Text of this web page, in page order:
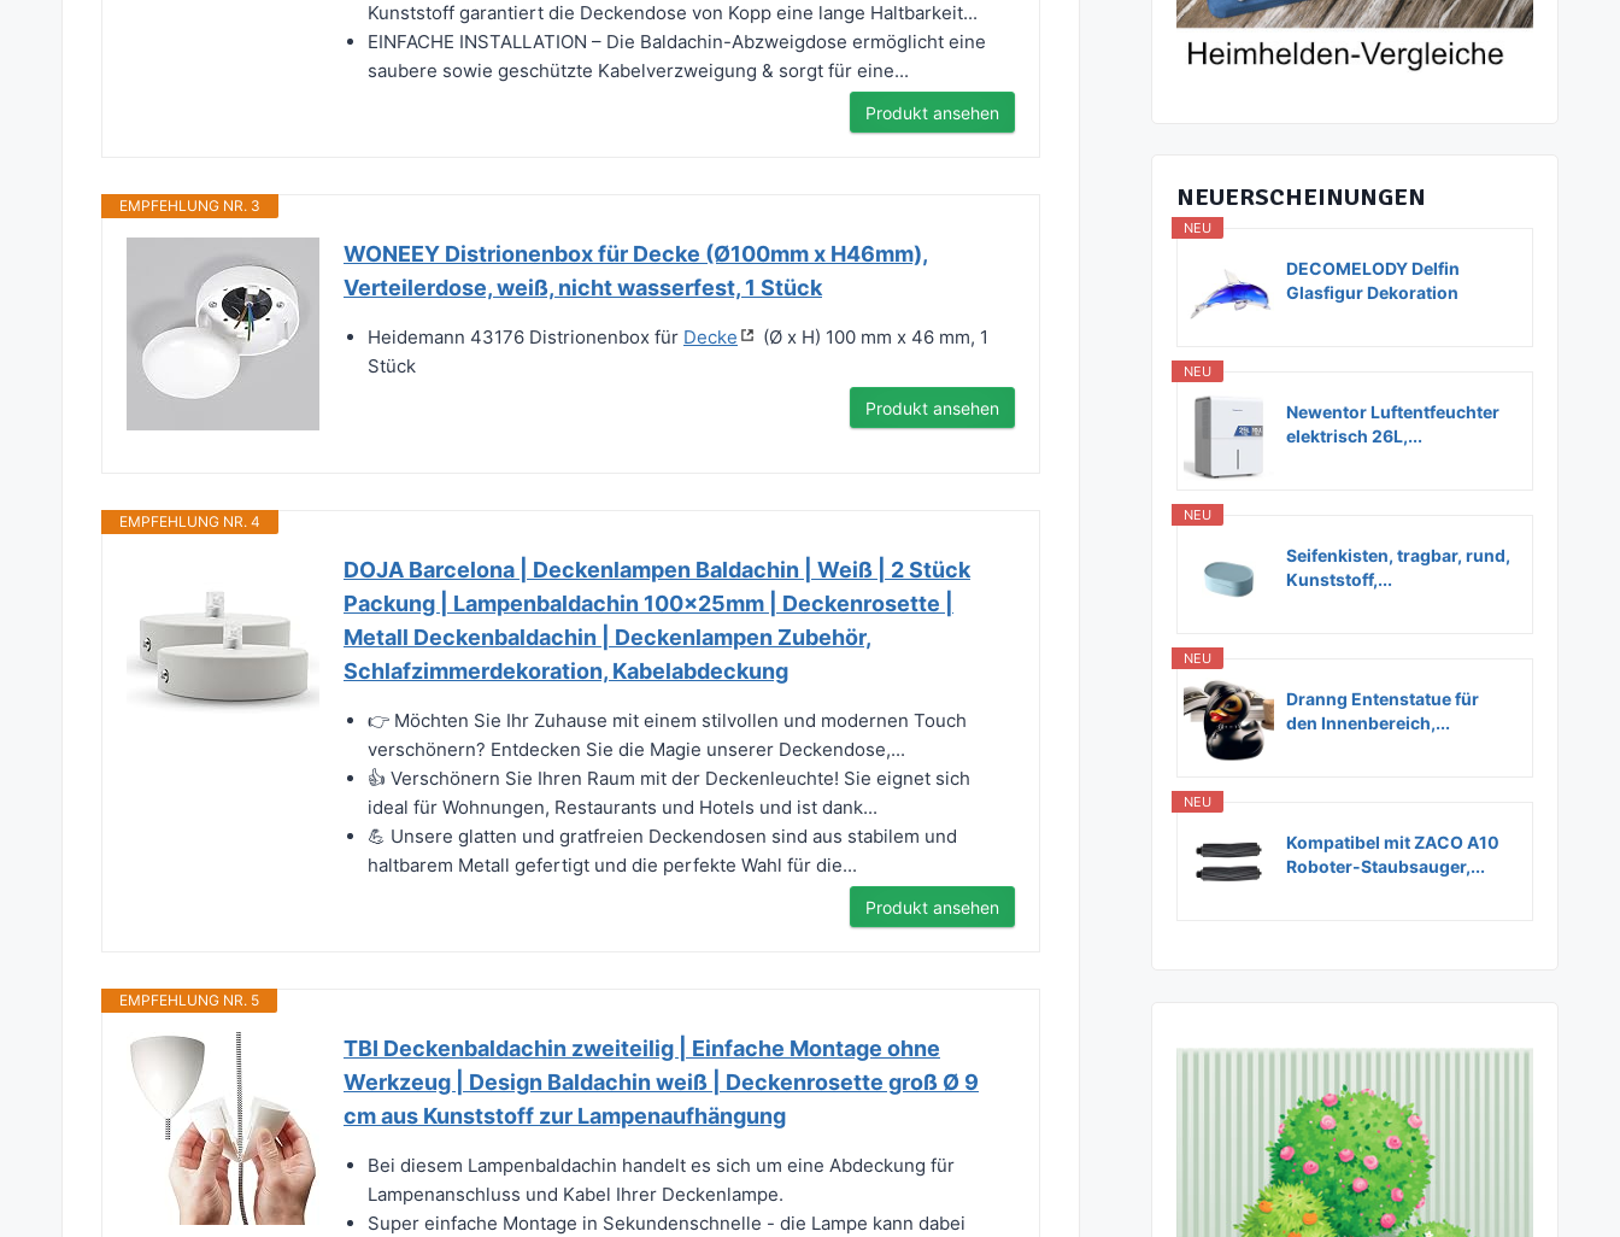
Kunststoff garantiert die Deckendose von Kopp eine lange Haltbarkeit...
EINFACHE INSTALLATION – Die Baldachin-Abzweigdose ermöglicht eine
saubere sowie geschützte Kabelverzweigung & sorgt für eine...
Produkt ansehen
EMPFEHLUNG NR. 3
WONEEY Distrionenbox für Decke (Ø100mm x H46mm),
Verteilerdose, weiß, nicht wasserfest, 1 Stück
Heidemann 43176 Distrionenbox für Decke
(Ø x H) 100 mm x 46 mm, 1
Stück
Produkt ansehen
EMPFEHLUNG NR. 4
DOJA Barcelona | Deckenlampen Baldachin | Weiß | 2 Stück
Packung | Lampenbaldachin 100x25mm | Deckenrosette |
Metall Deckenbaldachin | Deckenlampen Zubehör,
Schlafzimmerdekoration, Kabelabdeckung
👉 Möchten Sie Ihr Zuhause mit einem stilvollen und modernen Touch
verschönern? Entdecken Sie die Magie unserer Deckendose,...
👍 Verschönern Sie Ihren Raum mit der Deckenleuchte! Sie eignet sich
ideal für Wohnungen, Restaurants und Hotels und ist dank...
💪 Unsere glatten und gratfreien Deckendosen sind aus stabilem und
haltbarem Metall gefertigt und die perfekte Wahl für die...
Produkt ansehen
EMPFEHLUNG NR. 5
TBI Deckenbaldachin zweiteilig | Einfache Montage ohne
Werkzeug | Design Baldachin weiß | Deckenrosette groß Ø 9
cm aus Kunststoff zur Lampenaufhängung
Bei diesem Lampenbaldachin handelt es sich um eine Abdeckung für
Lampenanschluss und Kabel Ihrer Deckenlampe.
Super einfache Montage in Sekundenschnelle - die Lampe kann dabei
NEUERSCHEINUNGEN
NEU
DECOMELODY Delfin
Glasfigur Dekoration
NEU
Newentor Luftentfeuchter
elektrisch 26L,...
NEU
Seifenkisten, tragbar, rund,
Kunststoff,...
NEU
Dranng Entenstatue für
den Innenbereich,...
NEU
Kompatibel mit ZACO A10
Roboter-Staubsauger,...